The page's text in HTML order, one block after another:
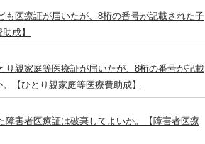
も医療証が届いたが、8桁の番号が記載された子
成】
り親家庭等医療証が届いたが、8桁の番号が記載
【ひとり親家庭等医療費助成】
害者医療証は破棄してよいか。【障害者医療